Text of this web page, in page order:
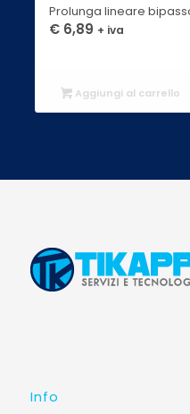
Prolunga lineare
€6,89 + iva
Aggiungi al carrello
Info